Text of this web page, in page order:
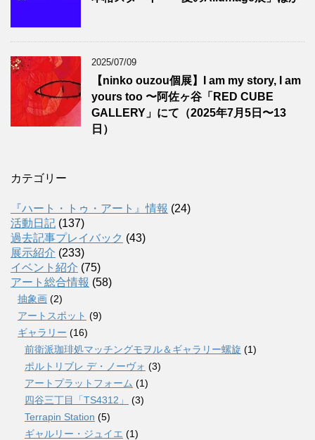
2025/07/09
【ninko ouzou個展】I am my story, I am
yours too 〜阿佐ヶ谷「RED CUBE
GALLERY」にて（2025年7月5日〜13
日）
カテゴリー
『ハート・トゥ・アート』情報 (24)
活動日記 (137)
過去記事プレイバック (43)
展示紹介 (233)
イベント紹介 (75)
アート総合情報 (58)
抽象画 (2)
アートスポット (9)
ギャラリー (16)
前衛派珈琲処マッチングモヲル＆ギャラリー螺旋 (1)
ポルトリブレ デ・ノーヴォ (3)
アートプラットフォーム (1)
四谷三丁目「TS4312」
(3)
Terrapin Station (5)
ギャルリー・ジュイエ (1)